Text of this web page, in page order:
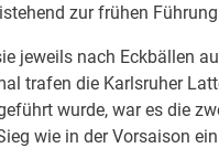
zur frühen
jeweils nach Eckbällen
trafen die Karlsruher
wurde, war es die
wie in der Vorsaison